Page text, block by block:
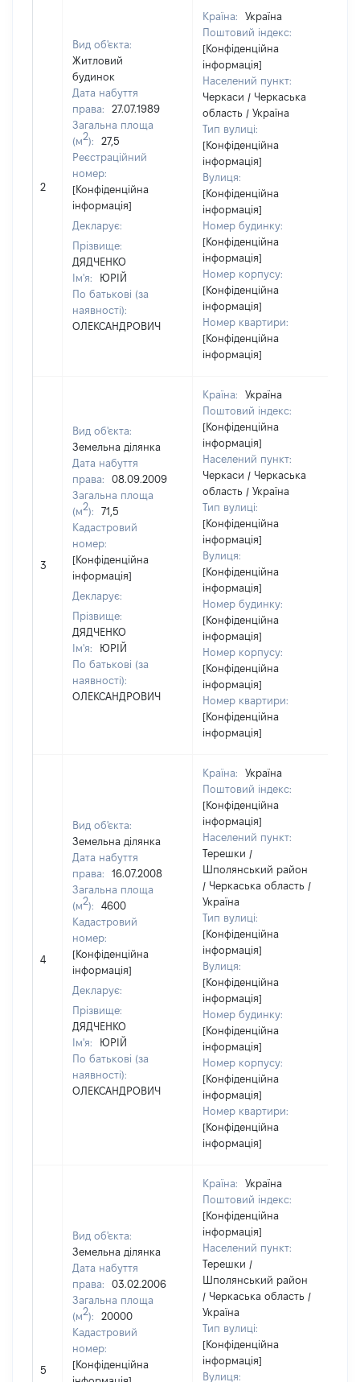
2
Вид об'єкта:
Житловий
будинок
Дата набуття
права:
27.07.1989
Загальна площа
(м2):
27,5
Реєстраційний
номер:
[Конфіденційна
інформація]
Декларує:
Прізвище:
ДЯДЧЕНКО
Ім'я:
ЮРІЙ
По батькові (за
наявності):
ОЛЕКСАНДРОВИЧ
Країна:
Україна
Поштовий індекс:
[Конфіденційна
інформація]
Населений пункт:
Черкаси / Черкаська
область / Україна
Тип вулиці:
[Конфіденційна
інформація]
Вулиця:
[Конфіденційна
інформація]
Номер будинку:
[Конфіденційна
інформація]
Номер корпусу:
[Конфіденційна
інформація]
Номер квартири:
[Конфіденційна
інформація]
3
Вид об'єкта:
Земельна ділянка
Дата набуття
права:
08.09.2009
Загальна площа
(м2):
71,5
Кадастровий
номер:
[Конфіденційна
інформація]
Декларує:
Прізвище:
ДЯДЧЕНКО
Ім'я:
ЮРІЙ
По батькові (за
наявності):
ОЛЕКСАНДРОВИЧ
Країна:
Україна
Поштовий індекс:
[Конфіденційна
інформація]
Населений пункт:
Черкаси / Черкаська
область / Україна
Тип вулиці:
[Конфіденційна
інформація]
Вулиця:
[Конфіденційна
інформація]
Номер будинку:
[Конфіденційна
інформація]
Номер корпусу:
[Конфіденційна
інформація]
Номер квартири:
[Конфіденційна
інформація]
4
Вид об'єкта:
Земельна ділянка
Дата набуття
права:
16.07.2008
Загальна площа
(м2):
4600
Кадастровий
номер:
[Конфіденційна
інформація]
Декларує:
Прізвище:
ДЯДЧЕНКО
Ім'я:
ЮРІЙ
По батькові (за
наявності):
ОЛЕКСАНДРОВИЧ
Країна:
Україна
Поштовий індекс:
[Конфіденційна
інформація]
Населений пункт:
Терешки /
Шполянський район
/ Черкаська область /
Україна
Тип вулиці:
[Конфіденційна
інформація]
Вулиця:
[Конфіденційна
інформація]
Номер будинку:
[Конфіденційна
інформація]
Номер корпусу:
[Конфіденційна
інформація]
Номер квартири:
[Конфіденційна
інформація]
5
Вид об'єкта:
Земельна ділянка
Дата набуття
права:
03.02.2006
Загальна площа
(м2):
20000
Кадастровий
номер:
[Конфіденційна
Країна:
Україна
Поштовий індекс:
[Конфіденційна
інформація]
Населений пункт:
Терешки /
Шполянський район
/ Черкаська область /
Україна
Тип вулиці:
[Конфіденційна
інформація]
Вулиця: